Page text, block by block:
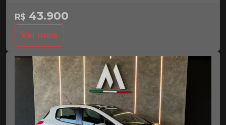
R$ 43.900
Ver mais